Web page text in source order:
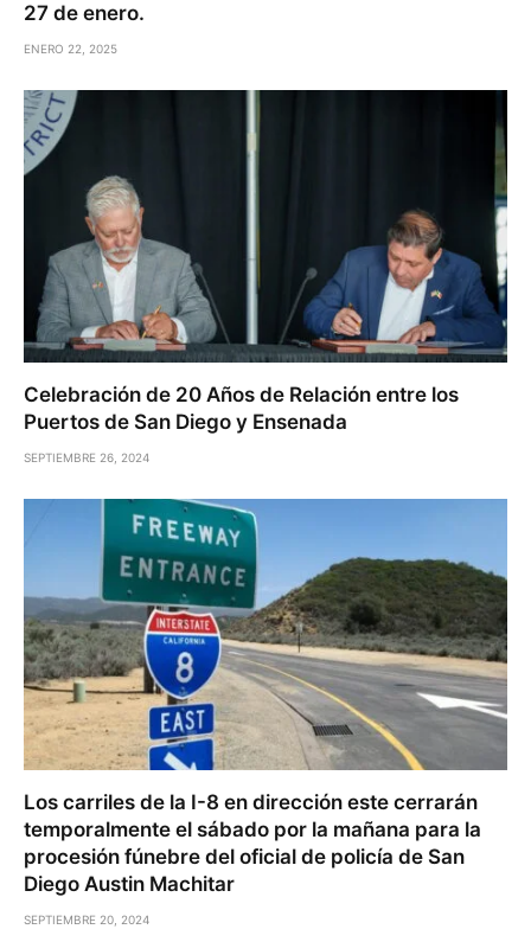
27 de enero.
ENERO 22, 2025
Celebración de 20 Años de Relación entre los
Puertos de San Diego y Ensenada
SEPTIEMBRE 26, 2024
Los carriles de la I-8 en dirección este cerrarán
temporalmente el sábado por la mañana para la
procesión fúnebre del oficial de policía de San
Diego Austin Machitar
SEPTIEMBRE 20, 2024